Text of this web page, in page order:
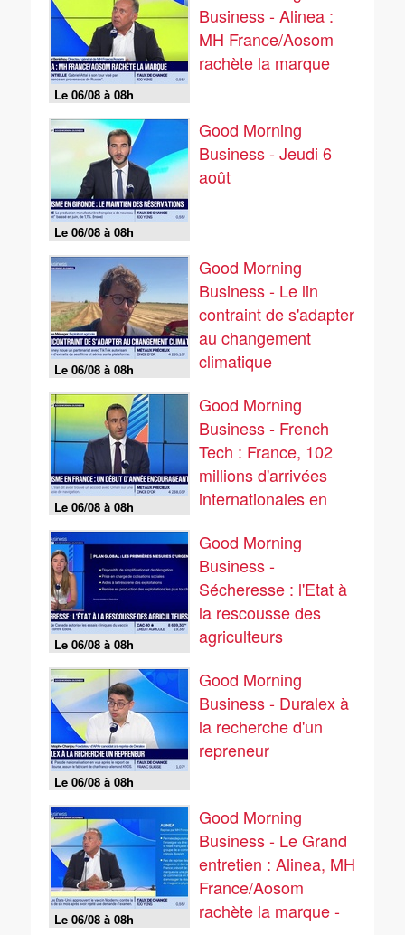
Le 06/08 à 08h
Business - Alinea :
MH France/Aosom
rachète la marque
Le 06/08 à 08h
Good Morning
Business - Jeudi 6
août
Le 06/08 à 08h
Good Morning
Business - Le lin
contraint de s'adapter
au changement
climatique
Le 06/08 à 08h
Good Morning
Business - French
Tech : France, 102
millions d'arrivées
internationales en
Le 06/08 à 08h
Good Morning
Business -
Sécheresse : l'Etat à
la rescousse des
agriculteurs
Le 06/08 à 08h
Good Morning
Business - Duralex à
la recherche d'un
repreneur
Le 06/08 à 08h
Good Morning
Business - Le Grand
entretien : Alinea, MH
France/Aosom
rachète la marque -